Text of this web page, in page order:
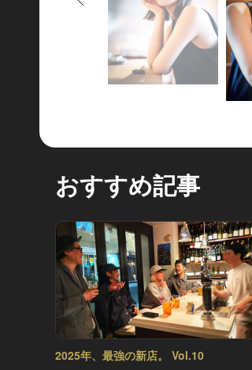
おすすめ記事
2025年、最強の新店。 Vol.10